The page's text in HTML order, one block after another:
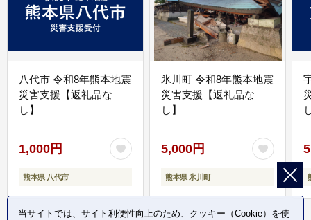
八代市 令和8年熊本地震
災害支援【返礼品な
し】
1,000円
熊本県 八代市
氷川町 令和8年熊本地震
災害支援【返礼品な
し】
5,000円
熊本県 氷川町
当サイトでは、サイト利便性向上のため、クッキー（Cookie）を使